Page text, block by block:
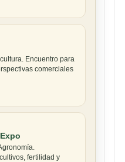
Encuentro para
comerciales
fertilidad y